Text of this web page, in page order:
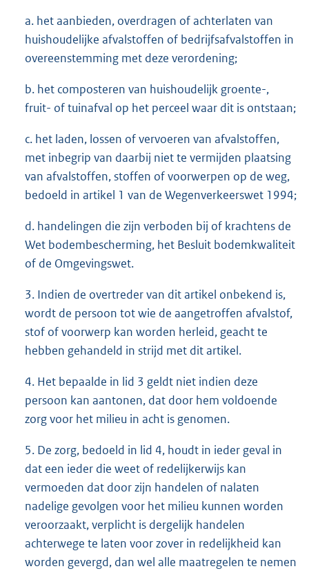
a. het aanbieden, overdragen of achterlaten van
huishoudelijke afvalstoffen of bedrijfsafvalstoffen in
overeenstemming met deze verordening;
b. het composteren van huishoudelijk groente-,
fruit- of tuinafval op het perceel waar dit is ontstaan;
c. het laden, lossen of vervoeren van afvalstoffen,
met inbegrip van daarbij niet te vermijden plaatsing
van afvalstoffen, stoffen of voorwerpen op de weg,
bedoeld in artikel 1 van de Wegenverkeerswet 1994;
d. handelingen die zijn verboden bij of krachtens de
Wet bodembescherming, het Besluit bodemkwaliteit
of de Omgevingswet.
3. Indien de overtreder van dit artikel onbekend is,
wordt de persoon tot wie de aangetroffen afvalstof,
stof of voorwerp kan worden herleid, geacht te
hebben gehandeld in strijd met dit artikel.
4. Het bepaalde in lid 3 geldt niet indien deze
persoon kan aantonen, dat door hem voldoende
zorg voor het milieu in acht is genomen.
5. De zorg, bedoeld in lid 4, houdt in ieder geval in
dat een ieder die weet of redelijkerwijs kan
vermoeden dat door zijn handelen of nalaten
nadelige gevolgen voor het milieu kunnen worden
veroorzaakt, verplicht is dergelijk handelen
achterwege te laten voor zover in redelijkheid kan
worden gevergd, dan wel alle maatregelen te nemen